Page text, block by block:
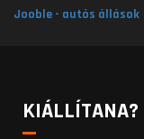
Jooble - autós állások
KIÁLLÍTANA?